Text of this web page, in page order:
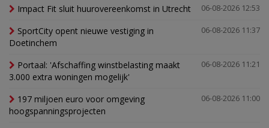
06-08-2026 12:53
Impact Fit sluit huurovereenkomst in Utrecht
06-08-2026 11:37
SportCity opent nieuwe vestiging in
Doetinchem
06-08-2026 11:21
Portaal: 'Afschaffing winstbelasting maakt
3.000 extra woningen mogelijk'
06-08-2026 11:00
197 miljoen euro voor omgeving
hoogspanningsprojecten